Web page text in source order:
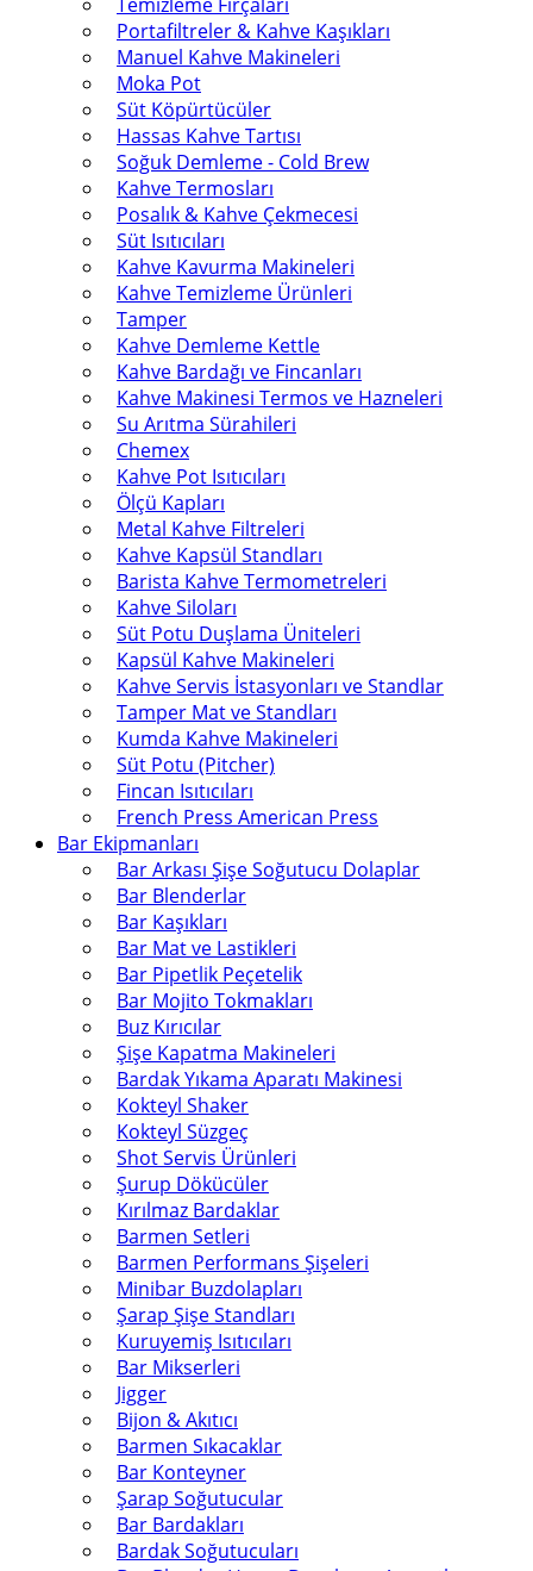
Portafiltreler & Kahve Kaşıkları
Manuel Kahve Makineleri
Moka Pot
Süt Köpürtücüler
Hassas Kahve Tartısı
Soğuk Demleme - Cold Brew
Kahve Termosları
Posalık & Kahve Çekmecesi
Süt Isıtıcıları
Kahve Kavurma Makineleri
Kahve Temizleme Ürünleri
Tamper
Kahve Demleme Kettle
Kahve Bardağı ve Fincanları
Kahve Makinesi Termos ve Hazneleri
Su Arıtma Sürahileri
Chemex
Kahve Pot Isıtıcıları
Ölçü Kapları
Metal Kahve Filtreleri
Kahve Kapsül Standları
Barista Kahve Termometreleri
Kahve Siloları
Süt Potu Duşlama Üniteleri
Kapsül Kahve Makineleri
Kahve Servis İstasyonları ve Standlar
Tamper Mat ve Standları
Kumda Kahve Makineleri
Süt Potu (Pitcher)
Fincan Isıtıcıları
French Press American Press
Bar Ekipmanları
Bar Arkası Şişe Soğutucu Dolaplar
Bar Blenderlar
Bar Kaşıkları
Bar Mat ve Lastikleri
Bar Pipetlik Peçetelik
Bar Mojito Tokmakları
Buz Kırıcılar
Şişe Kapatma Makineleri
Bardak Yıkama Aparatı Makinesi
Kokteyl Shaker
Kokteyl Süzgeç
Shot Servis Ürünleri
Şurup Dökücüler
Kırılmaz Bardaklar
Barmen Setleri
Barmen Performans Şişeleri
Minibar Buzdolapları
Şarap Şişe Standları
Kuruyemiş Isıtıcıları
Bar Mikserleri
Jigger
Bijon & Akıtıcı
Barmen Sıkacaklar
Bar Konteyner
Şarap Soğutucular
Bar Bardakları
Bardak Soğutucuları